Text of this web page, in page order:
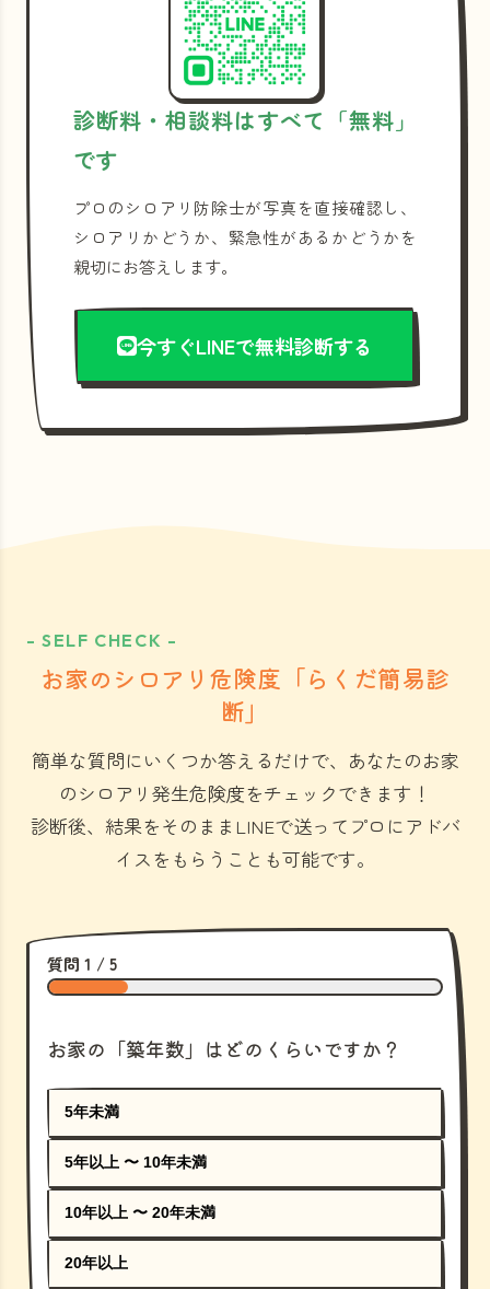
診断料・相談料はすべて「無料」
です
プロのシロアリ防除士が写真を直接確認し、
シロアリかどうか、緊急性があるかどうかを
親切にお答えします。
今すぐLINEで無料診断する
- SELF CHECK -
お家のシロアリ危険度「らくだ簡易診
断」
簡単な質問にいくつか答えるだけで、あなたのお家
のシロアリ発生危険度をチェックできます！
診断後、結果をそのままLINEで送ってプロにアドバ
イスをもらうことも可能です。
質問 1 / 5
お家の「築年数」はどのくらいですか？
5年未満
5年以上 〜 10年未満
10年以上 〜 20年未満
20年以上